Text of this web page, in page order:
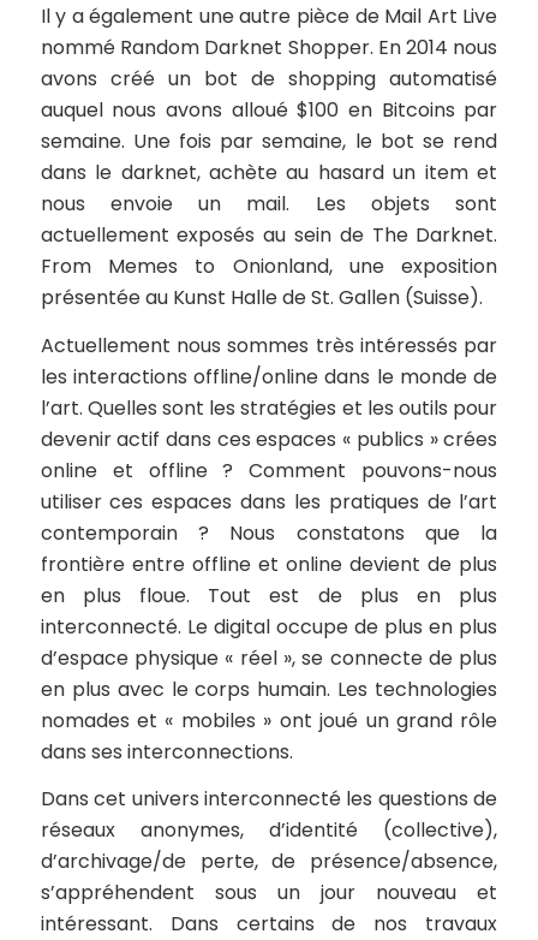
Il y a également une autre pièce de Mail Art Live
nommé Random Darknet Shopper. En 2014 nous
avons créé un bot de shopping automatisé
auquel nous avons alloué $100 en Bitcoins par
semaine. Une fois par semaine, le bot se rend
dans le darknet, achète au hasard un item et
nous envoie un mail. Les objets sont
actuellement exposés au sein de The Darknet.
From Memes to Onionland, une exposition
présentée au Kunst Halle de St. Gallen (Suisse).
Actuellement nous sommes très intéressés par
les interactions offline/online dans le monde de
l’art. Quelles sont les stratégies et les outils pour
devenir actif dans ces espaces « publics » crées
online et offline ? Comment pouvons-nous
utiliser ces espaces dans les pratiques de l’art
contemporain ? Nous constatons que la
frontière entre offline et online devient de plus
en plus floue. Tout est de plus en plus
interconnecté. Le digital occupe de plus en plus
d’espace physique « réel », se connecte de plus
en plus avec le corps humain. Les technologies
nomades et « mobiles » ont joué un grand rôle
dans ses interconnections.
Dans cet univers interconnecté les questions de
réseaux anonymes, d’identité (collective),
d’archivage/de perte, de présence/absence,
s’appréhendent sous un jour nouveau et
intéressant. Dans certains de nos travaux